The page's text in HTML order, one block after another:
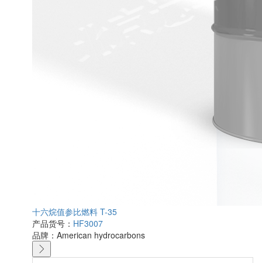
十六烷值参比燃料 T-35
产品货号： HF3007
品牌： American hydrocarbons